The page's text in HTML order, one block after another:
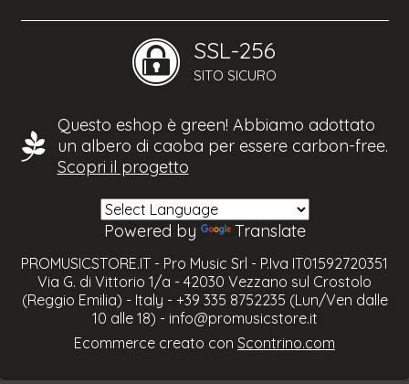
SSL-256
SITO SICURO
Questo eshop è green! Abbiamo adottato
un albero di caoba per essere carbon-free.
Scopri il progetto
Powered by Translate
PROMUSICSTORE.IT - Pro Music Srl - P.Iva IT01592720351
Via G. di Vittorio 1/a - 42030 Vezzano sul Crostolo
(Reggio Emilia) - Italy - +39 335 8752235 (Lun/Ven dalle
10 alle 18) - info@promusicstore.it
Ecommerce creato con Scontrino.com